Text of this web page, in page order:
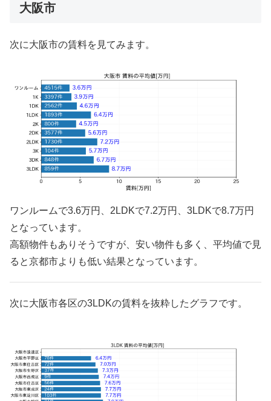
大阪市
次に大阪市の賃料を見てみます。
ワンルームで3.6万円、2LDKで7.2万円、3LDKで8.7万円
となっています。
高額物件もありそうですが、安い物件も多く、平均値で見
ると京都市よりも低い結果となっています。
次に大阪市各区の3LDKの賃料を抜粋したグラフです。